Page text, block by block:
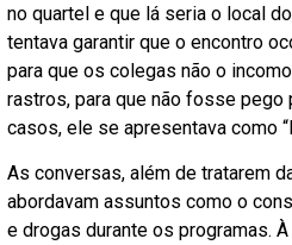
no quartel e que lá seria o local
tentava garantir que o encontro
para que os colegas não o
rastros, para que não fosse pego
casos, ele se apresentava como
As conversas, além de tratarem
abordavam assuntos como o
e drogas durante os programas.